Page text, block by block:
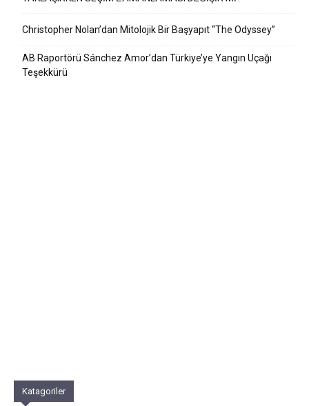
Christopher Nolan’dan Mitolojik Bir Başyapıt “The Odyssey”
AB Raportörü Sánchez Amor’dan Türkiye’ye Yangın Uçağı
Teşekkürü
Katagoriler